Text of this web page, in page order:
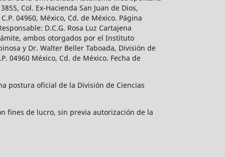
Col. Ex-Hacienda San Juan de Dios,
04960, México, Cd. de México. Página
D.C.G. Rosa Luz Cartajena
ambos otorgados por el Instituto
y Dr. Walter Beller Taboada, División de
04960 México, Cd. de México. Fecha de
postura oficial de la División de Ciencias
fines de lucro, sin previa autorización de la